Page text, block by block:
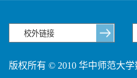
版权所有 © 2010 华中师范大